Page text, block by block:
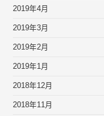
2019年4月
2019年3月
2019年2月
2019年1月
2018年12月
2018年11月